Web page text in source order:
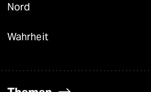
Nord
Wahrheit